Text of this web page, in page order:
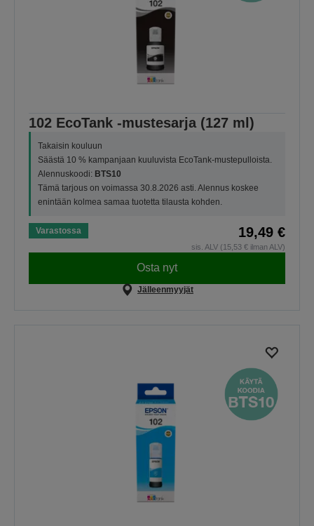
102 EcoTank -mustesarja (127 ml)
Takaisin kouluun
Säästä 10 % kampanjaan kuuluvista EcoTank-mustepulloista.
Alennuskoodi: BTS10
Tämä tarjous on voimassa 30.8.2026 asti. Alennus koskee
enintään kolmea samaa tuotetta tilausta kohden.
Varastossa 19,49 €
sis. ALV (15,53 € ilman ALV)
Osta nyt
Jälleenmyyjät